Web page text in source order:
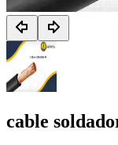
cable